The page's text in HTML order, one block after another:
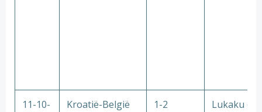
11-10-
Kroatië-België 1-2 Lukaku (2x)